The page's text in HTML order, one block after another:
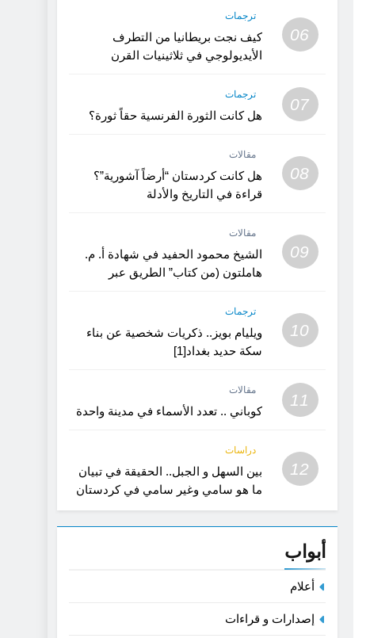
06
ترجمات
كيف نجت بريطانيا من التطرف
الأيديولوجي في ثلاثينيات القرن
07
ترجمات
هل كانت الثورة الفرنسية حقاً ثورة؟
08
مقالات
هل كانت كردستان “أرضاً آشورية”؟
قراءة في التاريخ والأدلة
09
مقالات
الشيخ محمود الحفيد في شهادة أ. م.
هاملتون (من كتاب” الطريق عبر
10
ترجمات
ويليام بويز.. ذكريات شخصية عن بناء
سكة حديد بغداد[1]
11
مقالات
كوباني .. تعدد الأسماء في مدينة واحدة
12
دراسات
بين السهل و الجبل.. الحقيقة في تبيان
ما هو سامي وغير سامي في كردستان
القديمة- بحث في اللغة و الفن
أبواب
أعلام
إصدارات و قراءات